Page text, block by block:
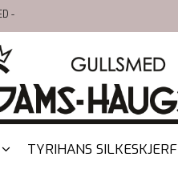
-
TYRIHANS SILKESKJERF